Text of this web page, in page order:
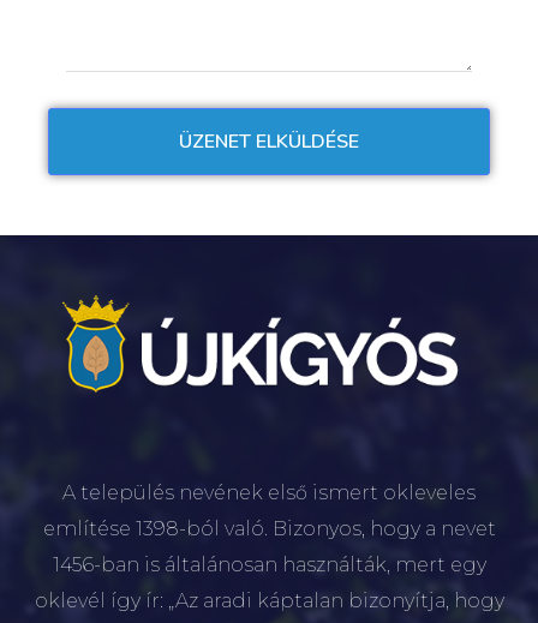
A település nevének első ismert okleveles
említése 1398-ból való. Bizonyos, hogy a nevet
1456-ban is általánosan használták, mert egy
oklevél így ír: „Az aradi káptalan bizonyítja, hogy